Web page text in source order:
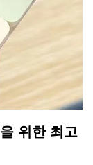
위한 최고